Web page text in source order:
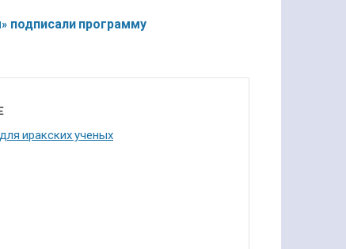
подписали программу
иракских ученых